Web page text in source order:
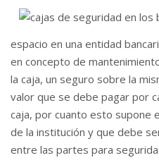
espacio en una entidad
en concepto de
la caja, un seguro sobre la
valor que se debe pagar por
caja, por cuanto esto supone
de la institución y que debe
entre las partes para